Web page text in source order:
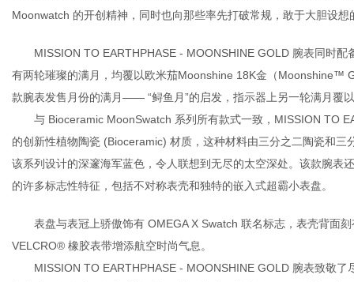
Moonwatch 的开创精神，同时也向那些率先打破常规，敢于大胆设想
MISSION TO EARTHPHASE - MOONSHINE GOLD 腕表同时配
有两轮璀璨的满月，均覆以欧米茄Moonshine 18K金（Moonshine™
款腕表发售月份的满月—— “鲟鱼月”的启发，指示器上另一轮满月覆
与 Bioceramic MoonSwatch 系列所有款式一致，MISSION TO
的创新性植物陶瓷 (Bioceramic) 材质，这种材料由三分之二陶瓷和
该系列设计的深邃海军蓝色，令人联想到无尽的太空深处。该款腕
的许多标志性特征，包括不对称表壳和独特的嵌入式超霸小表盘。
表盘与表冠上骄傲饰有 OMEGA X Swatch 联名标志，表壳背面刻
VELCRO® 橡胶表带增添航空时尚气息。
MISSION TO EARTHPHASE - MOONSHINE GOLD 腕表致敬了